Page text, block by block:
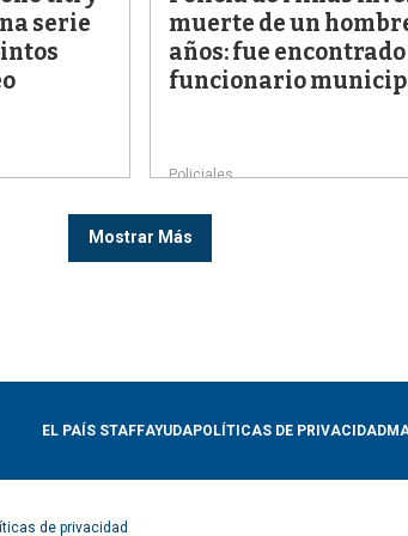
serie
muerte de un
años: fue
funcionario
Policiales
Mostrar Más
EL PAÍS STAFFAYUDAPOLÍTICAS DE PRIVACIDAD
de privacidad